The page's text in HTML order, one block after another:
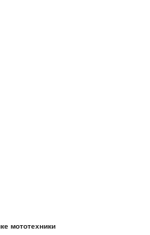
мототехники